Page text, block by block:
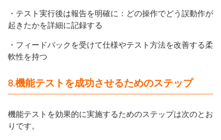
・テスト実行後は報告を明確に：どの操作でどう誤動作が
起きたかを詳細に記録する
・フィードバックを受けて仕様やテスト方法を改善する柔
軟性を持つ
8.機能テストを成功させるためのステップ
機能テストを効果的に実施するためのステップは次のとお
りです。